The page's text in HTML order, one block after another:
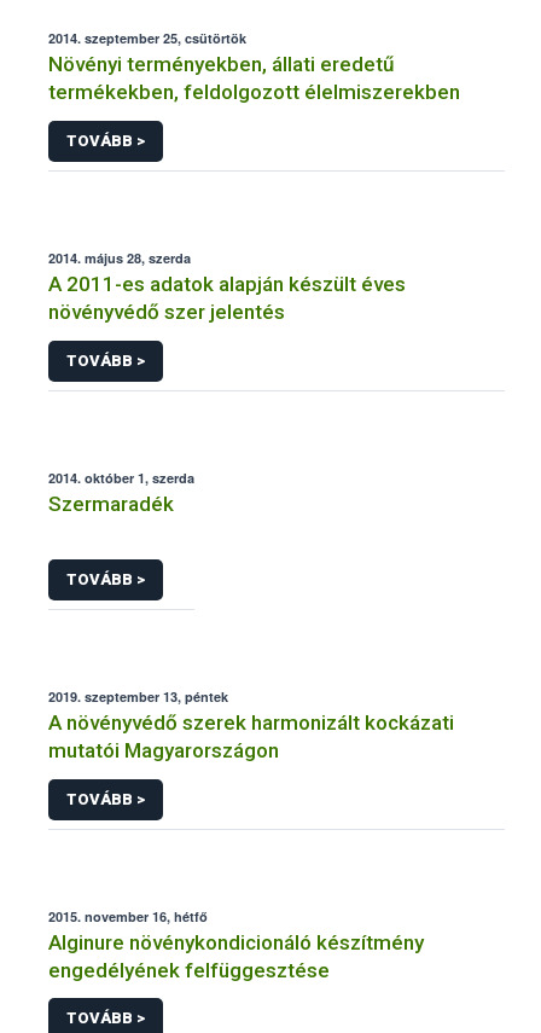
2014. szeptember 25, csütörtök
Növényi terményekben, állati eredetű
termékekben, feldolgozott élelmiszerekben
TOVÁBB >
2014. május 28, szerda
A 2011-es adatok alapján készült éves
növényvédő szer jelentés
TOVÁBB >
2014. október 1, szerda
Szermaradék
TOVÁBB >
2019. szeptember 13, péntek
A növényvédő szerek harmonizált kockázati
mutatói Magyarországon
TOVÁBB >
2015. november 16, hétfő
Alginure növénykondicionáló készítmény
engedélyének felfüggesztése
TOVÁBB >